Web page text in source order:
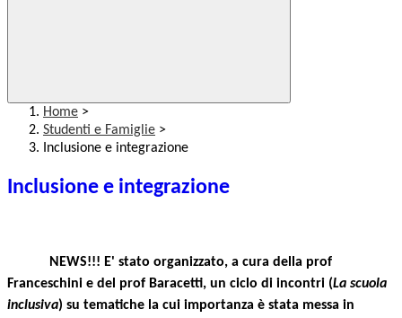
Home >
Studenti e Famiglie >
Inclusione e integrazione
Inclusione e integrazione
NEWS!!! E' stato organizzato, a cura della prof
Franceschini e del prof Baracetti, un ciclo di incontri (La scuola
inclusiva) su tematiche la cui importanza è stata messa in